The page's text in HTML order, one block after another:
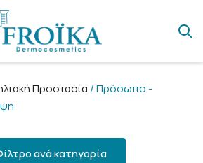
Προστασία / Πρόσωπο -
ανά κατηγορία